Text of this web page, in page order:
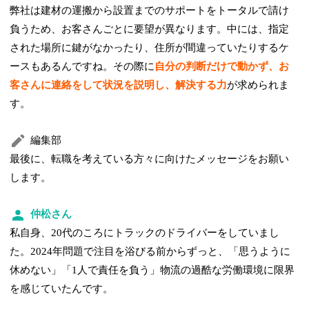
弊社は建材の運搬から設置までのサポートをトータルで請け
負うため、お客さんごとに要望が異なります。中には、指定
された場所に鍵がなかったり、住所が間違っていたりするケ
ースもあるんですね。その際に自分の判断だけで動かず、お
客さんに連絡をして状況を説明し、解決する力が求められま
す。
編集部
最後に、転職を考えている方々に向けたメッセージをお願い
します。
仲松さん
私自身、20代のころにトラックのドライバーをしていまし
た。2024年問題で注目を浴びる前からずっと、「思うように
休めない」「1人で責任を負う」物流の過酷な労働環境に限界
を感じていたんです。